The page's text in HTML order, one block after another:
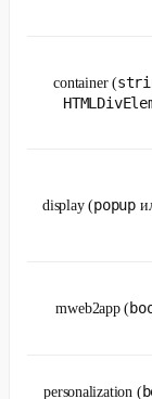
container (
⁣display (popup
mweb2app (
personalization (